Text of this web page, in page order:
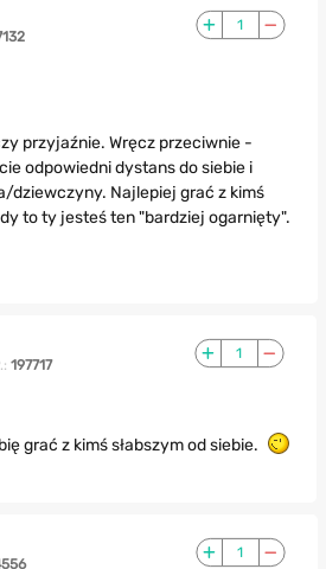
1
przyjaźnie. Wręcz przeciwnie -
odpowiedni dystans do siebie i
Najlepiej grać z kimś
to ty jesteś ten "bardziej ogarnięty".
197717
1
grać z kimś słabszym od siebie.
1